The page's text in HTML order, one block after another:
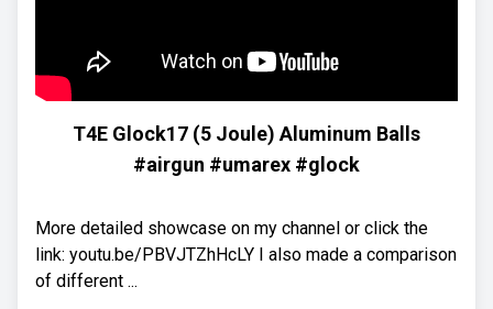
T4E Glock17 (5 Joule) Aluminum Balls
#airgun #umarex #glock
More detailed showcase on my channel or click the
link: youtu.be/PBVJTZhHcLY I also made a comparison
of different ...